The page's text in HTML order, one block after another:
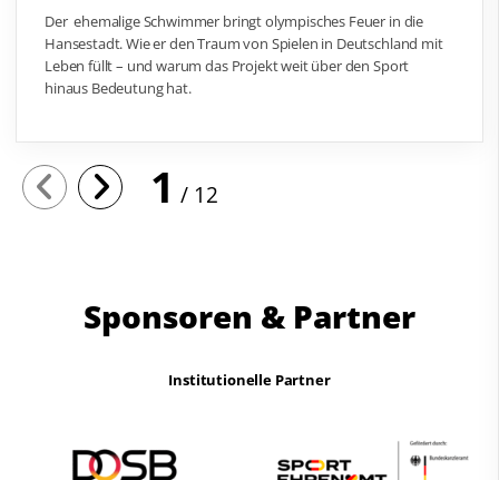
Der ehemalige Schwimmer bringt olympisches Feuer in die
Hansestadt. Wie er den Traum von Spielen in Deutschland mit
Leben füllt – und warum das Projekt weit über den Sport
hinaus Bedeutung hat.
1 12
Sponsoren & Partner
Institutionelle Partner